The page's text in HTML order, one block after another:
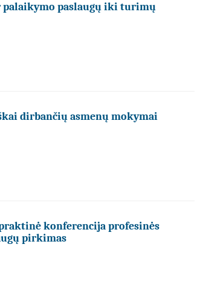
paslaugų iki turimų
dirbančių asmenų mokymai
praktinė konferencija profesinės
pirkimas